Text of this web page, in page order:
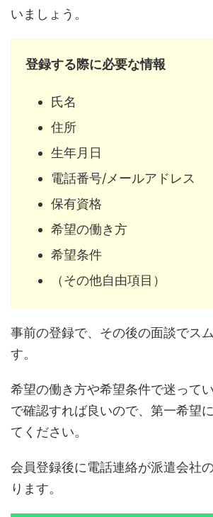
いましょう。
登録する際に必要な情報
氏名
住所
生年月日
電話番号/メールアドレス
保有資格
希望の働き方
希望条件
（その他自由項目）
事前の登録で、その後の面談でス
す。
希望の働き方や希望条件で迷って
で確認すれば良いので、第一希望
てください。
会員登録後に電話連絡が派遣会社
ります。